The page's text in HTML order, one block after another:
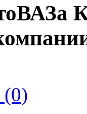
(0)